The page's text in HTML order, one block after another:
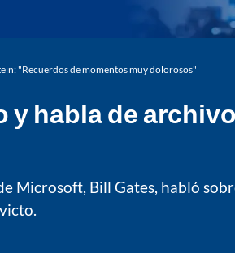
"Recuerdos de momentos muy dolorosos"
y habla de
Microsoft, Bill Gates, habló